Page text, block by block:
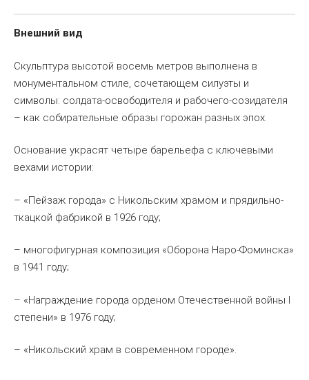
Внешний вид
Скульптура высотой восемь метров выполнена в
монументальном стиле, сочетающем силуэты и
символы: солдата-освободителя и рабочего-созидателя
– как собирательные образы горожан разных эпох.
Основание украсят четыре барельефа с ключевыми
вехами истории:
– «Пейзаж города» с Никольским храмом и прядильно-
ткацкой фабрикой в 1926 году;
– многофигурная композиция «Оборона Наро-Фоминска»
в 1941 году;
– «Награждение города орденом Отечественной войны I
степени» в 1976 году;
– «Никольский храм в современном городе».